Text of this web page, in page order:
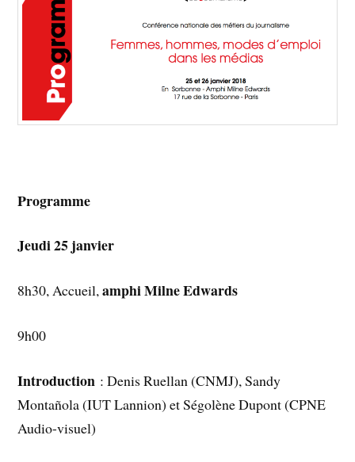
Programme
Jeudi 25 janvier
8h30, Accueil,amphi Milne Edwards
9h00
Introduction : Denis Ruellan (CNMJ), Sandy
Montañola (IUT Lannion) et Ségolène Dupont (CPNE
Audio-visuel)